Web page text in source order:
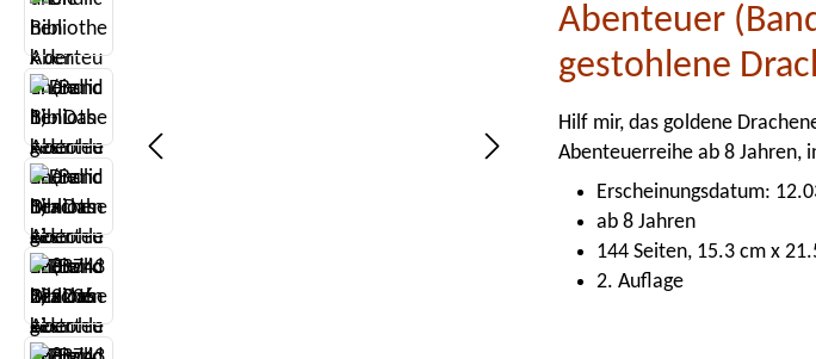
Abenteuer
gestohlene
Hilf mir, das goldene
Abenteuerreihe ab 8 Jahren,
Erscheinungsdatum:
ab 8 Jahren
144 Seiten, 15.3 cm x
2. Auflage